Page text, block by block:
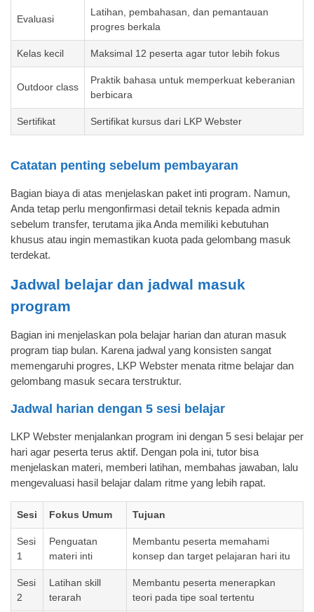
Evaluasi
Latihan, pembahasan, dan pemantauan
progres berkala
Kelas kecil Maksimal 12 peserta agar tutor lebih fokus
Outdoor class
Praktik bahasa untuk memperkuat keberanian
berbicara
Sertifikat Sertifikat kursus dari LKP Webster
Catatan penting sebelum pembayaran
Bagian biaya di atas menjelaskan paket inti program. Namun,
Anda tetap perlu mengonfirmasi detail teknis kepada admin
sebelum transfer, terutama jika Anda memiliki kebutuhan
khusus atau ingin memastikan kuota pada gelombang masuk
terdekat.
Jadwal belajar dan jadwal masuk
program
Bagian ini menjelaskan pola belajar harian dan aturan masuk
program tiap bulan. Karena jadwal yang konsisten sangat
memengaruhi progres, LKP Webster menata ritme belajar dan
gelombang masuk secara terstruktur.
Jadwal harian dengan 5 sesi belajar
LKP Webster menjalankan program ini dengan 5 sesi belajar per
hari agar peserta terus aktif. Dengan pola ini, tutor bisa
menjelaskan materi, memberi latihan, membahas jawaban, lalu
mengevaluasi hasil belajar dalam ritme yang lebih rapat.
Sesi Fokus Umum Tujuan
Sesi
1
Penguatan
materi inti
Membantu peserta memahami
konsep dan target pelajaran hari itu
Sesi
2
Latihan skill
terarah
Membantu peserta menerapkan
teori pada tipe soal tertentu